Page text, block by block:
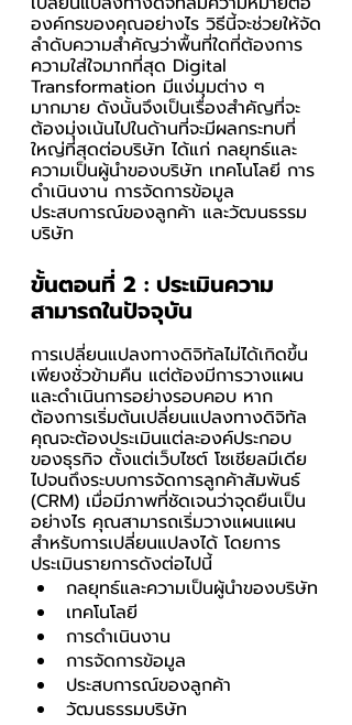
องค์กรของคุณอย่างไร วิธีนี้จะช่วยให้จัด
ลำดับความสำคัญว่าพื้นที่ใดที่ต้องการ
ความใส่ใจมากที่สุด Digital
Transformation มีแง่มุมต่าง ๆ
มากมาย ดังนั้นจึงเป็นเรื่องสำคัญที่จะ
ต้องมุ่งเน้นไปในด้านที่จะมีผลกระทบที่
ใหญ่ที่สุดต่อบริษัท ได้แก่ กลยุทธ์และ
ความเป็นผู้นำของบริษัท เทคโนโลยี การ
ดำเนินงาน การจัดการข้อมูล
ประสบการณ์ของลูกค้า และวัฒนธรรม
บริษัท
ขั้นตอนที่ 2 : ประเมินความ
สามารถในปัจจุบัน
การเปลี่ยนแปลงทางดิจิทัลไม่ได้เกิดขึ้น
เพียงชั่วข้ามคืน แต่ต้องมีการวางแผน
และดำเนินการอย่างรอบคอบ หาก
ต้องการเริ่มต้นเปลี่ยนแปลงทางดิจิทัล
คุณจะต้องประเมินแต่ละองค์ประกอบ
ของธุรกิจ ตั้งแต่เว็บไซต์ โซเชียลมีเดีย
ไปจนถึงระบบการจัดการลูกค้าสัมพันธ์
(CRM) เมื่อมีภาพที่ชัดเจนว่าจุดยืนเป็น
อย่างไร คุณสามารถเริ่มวางแผนแผน
สำหรับการเปลี่ยนแปลงได้ โดยการ
ประเมินรายการดังต่อไปนี้
กลยุทธ์และความเป็นผู้นำของบริษัท
เทคโนโลยี
การดำเนินงาน
การจัดการข้อมูล
ประสบการณ์ของลูกค้า
วัฒนธรรมบริษัท